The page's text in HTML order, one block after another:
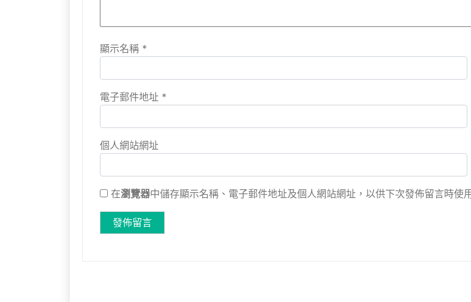
顯示名稱 *
電子郵件地址 *
個人網站網址
在瀏覽器中儲存顯示名稱、電子郵件地址及個人網站網址，以供下次發佈留言時使